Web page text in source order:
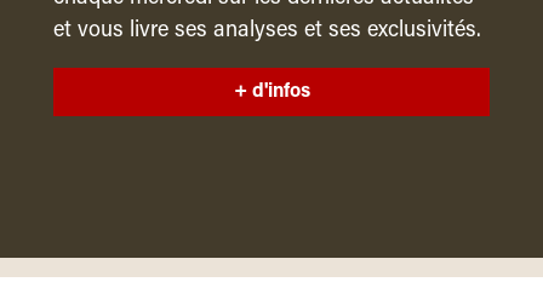
et vous livre ses analyses et ses exclusivités.
+ d'infos